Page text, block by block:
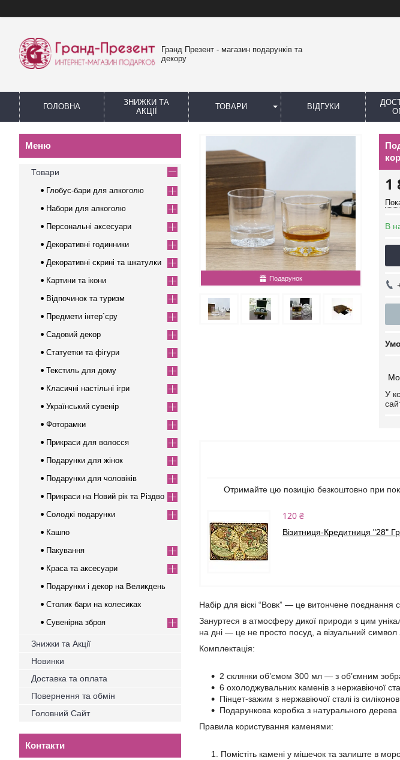
Гранд Презент - магазин подарунків та
декору
ГОЛОВНА
ЗНИЖКИ ТА
АКЦІЇ
ТОВАРИ ВІДГУКИ
Подарунок
1
В
У
Отримайте цю позицію безкоштовно при
120 ₴
Візитниця-Кредитниця "28"
Набір для віскі “Вовк” — це витончене поєднання
Зануртеся в атмосферу дикої природи з цим
на дні — це не просто посуд, а візуальний символ
Комплектація:
2 склянки об’ємом 300 мл — з об’ємним
6 охолоджувальних каменів з нержавіючої
Пінцет-зажим з нержавіючої сталі із
Подарункова коробка з натурального
Правила користування каменями:
Помістіть камені у мішечок та залиште в
Товари
Глобус-бари для алкоголю
Набори для алкоголю
Персональні аксесуари
Декоративні годинники
Декоративні скрині та шкатулки
Картини та ікони
Відпочинок та туризм
Предмети інтер`єру
Садовий декор
Статуетки та фігури
Текстиль для дому
Класичні настільні ігри
Український сувенір
Фоторамки
Прикраси для волосся
Подарунки для жінок
Подарунки для чоловіків
Прикраси на Новий рік та Різдво
Солодкі подарунки
Кашпо
Пакування
Краса та аксесуари
Подарунки і декор на Великдень
Столик бари на колесиках
Сувенірна зброя
Знижки та Акції
Новинки
Доставка та оплата
Повернення та обмін
Головний Сайт
Контакти